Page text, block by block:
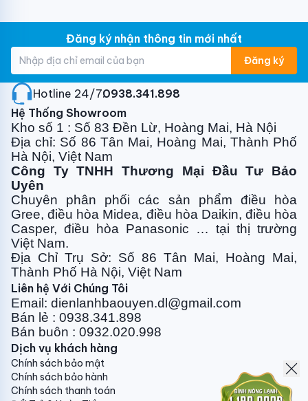
Đăng ký nhận thông tin mới nhất
Đăng ký
Hotline 24/7:0938.341.898
Hệ Thống Showroom
Kho số 1 : Số 83 Đền Lừ, Hoàng Mai, Hà Nội
Địa chỉ: Số 86 Tân Mai, Hoàng Mai, Thành Phố
Hà Nội, Việt Nam
Công Ty TNHH Thương Mại Đầu Tư Bảo
Uyên
Chuyên phân phối các sản phẩm điều hòa
Gree, điều hòa Midea, điều hòa Daikin, điều hòa
Casper, điều hòa Panasonic … tại thị trường
Việt Nam.
Địa Chỉ Trụ Sở: Số 86 Tân Mai, Hoàng Mai,
Thành Phố Hà Nội, Việt Nam
Liên hệ Với Chúng Tôi
Email: dienlanhbaouyen.dl@gmail.com
Bán lẻ : 0938.341.898
Bán buôn : 0932.020.998
Dịch vụ khách hàng
Chính sách bảo mật
Chính sách bảo hành
Chính sách thanh toán